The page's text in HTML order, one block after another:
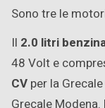
Sono tre le
Il 2.0 litri
48 Volt e
CV per la
Grecale